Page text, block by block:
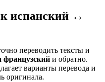
испанский ↔
переводить тексты и
французский и обратно.
варианты перевода и
оригинала.